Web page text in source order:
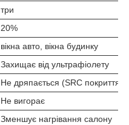
три
20%
вікна авто, вікна будинку
Захищає від ультрафіолету
Не дряпається (SRC покриття)
Не вигорає
Зменшує нагрівання салону